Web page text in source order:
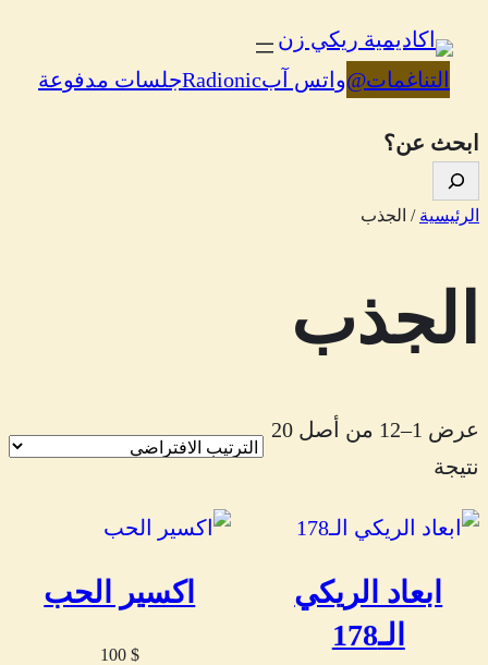
تخطى
إلى
المحتوى
التناغمات@واتس آبRadionicجلسات مدفوعة
ابحث عن؟
الرئيسية / الجذب
الجذب
عرض 1–12 من أصل 20
نتيجة
ابعاد الريكي
الـ178
اكسير الحب
100 $